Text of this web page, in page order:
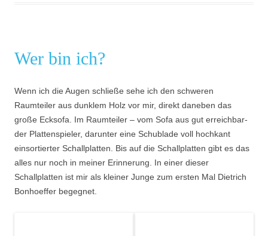
ma text --collection favourites "$ACCOUNT" > "$WORKDIR/
ma text --collection bookmarks --reverse "$ACCOUNT" >
ma text --collection mentions "$ACCOUNT" > "$WORKDIR/
ma text --collection mentions --reverse "$ACCOUNT" >
log "🌐 Erzeuge HTML"
ma html --collection favourites --toots-per-page
log "📊 Erzeuge Report"
Wer bin ich?
Wenn ich die Augen schließe sehe ich den schweren
Raumteiler aus dunklem Holz vor mir, direkt daneben das
große Ecksofa. Im Raumteiler – vom Sofa aus gut erreichbar-
der Plattenspieler, darunter eine Schublade voll hochkant
einsortierter Schallplatten. Bis auf die Schallplatten gibt es das
alles nur noch in meiner Erinnerung. In einer dieser
Schallplatten ist mir als kleiner Junge zum ersten Mal Dietrich
Bonhoeffer begegnet.